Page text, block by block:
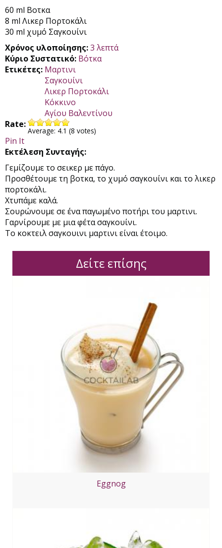
60 ml Βοτκα
8 ml Λικερ Πορτοκάλι
30 ml χυμό Σαγκουίνι
Χρόνος υλοποίησης:3 λεπτά
Κύριο Συστατικό: Βότκα
Ετικέτες: Μαρτινι
Σαγκουίνι
Λικερ Πορτοκάλι
Κόκκινο
Αγίου Βαλεντίνου
Rate:
Average: 4.1 (8 votes)
Pin It
Εκτέλεση Συνταγής:
Γεμίζουμε το σεικερ με πάγο.
Προσθέτουμε τη βοτκα, το χυμό σαγκουίνι και το λικερ
πορτοκάλι.
Χτυπάμε καλά.
Σουρώνουμε σε ένα παγωμένο ποτήρι του μαρτινι.
Γαρνίρουμε με μια φέτα σαγκουίνι.
Το κοκτειλ σαγκουινι μαρτινι είναι έτοιμο.
Δείτε επίσης
Eggnog